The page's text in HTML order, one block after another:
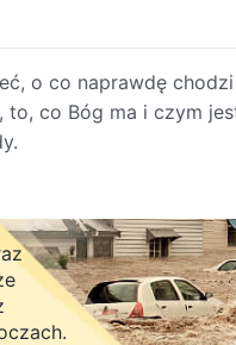
o co naprawdę
, to, co Bóg ma i czym